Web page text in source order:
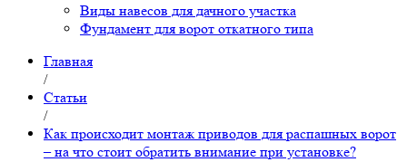
Виды навесов для дачного участка
Фундамент для ворот откатного типа
Главная
/
Статьи
/
Как происходит монтаж приводов для распашных ворот
– на что стоит обратить внимание при установке?